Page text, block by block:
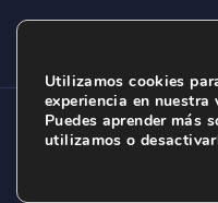
CLUB DE SURF LAS
C/ BERNARDO
Utilizamos cookies
experiencia en nuestra
Puedes aprender más
utilizamos o